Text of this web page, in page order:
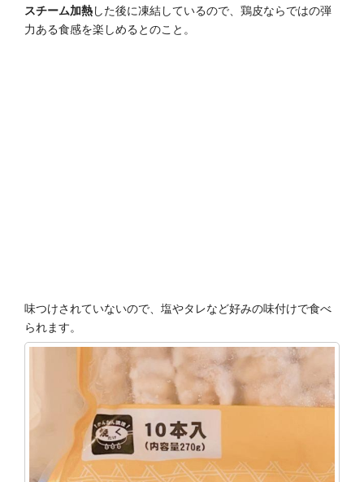
スチーム加熱した後に凍結しているので、鶏皮ならではの弾
力ある食感を楽しめるとのこと。
味つけされていないので、塩やタレなど好みの味付けで食べ
られます。